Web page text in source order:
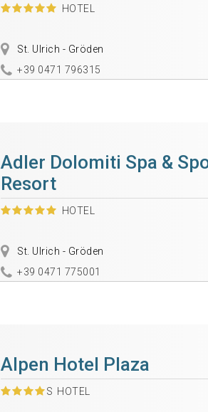
HOTEL
St. Ulrich - Gröden
+39 0471 796315
Adler Dolomiti Spa &
Resort
HOTEL
St. Ulrich - Gröden
+39 0471 775001
Alpen Hotel Plaza
S HOTEL